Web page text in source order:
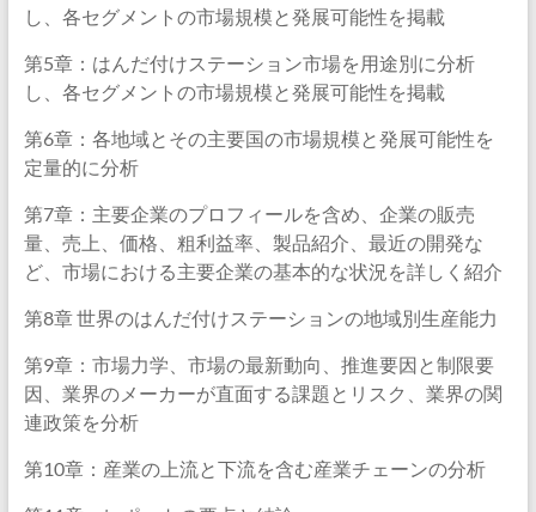
し、各セグメントの市場規模と発展可能性を掲載
第5章：はんだ付けステーション市場を用途別に分析
し、各セグメントの市場規模と発展可能性を掲載
第6章：各地域とその主要国の市場規模と発展可能性を
定量的に分析
第7章：主要企業のプロフィールを含め、企業の販売
量、売上、価格、粗利益率、製品紹介、最近の開発な
ど、市場における主要企業の基本的な状況を詳しく紹介
第8章 世界のはんだ付けステーションの地域別生産能力
第9章：市場力学、市場の最新動向、推進要因と制限要
因、業界のメーカーが直面する課題とリスク、業界の関
連政策を分析
第10章：産業の上流と下流を含む産業チェーンの分析